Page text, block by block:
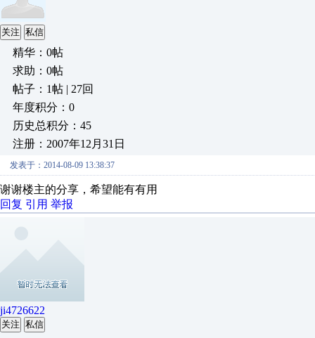
关注 私信
精华：0帖
求助：0帖
帖子：1帖 | 27回
年度积分：0
历史总积分：45
注册：2007年12月31日
发表于：2014-08-09 13:38:37
谢谢楼主的分享，希望能有有用
回复 引用 举报
ji4726622
关注 私信